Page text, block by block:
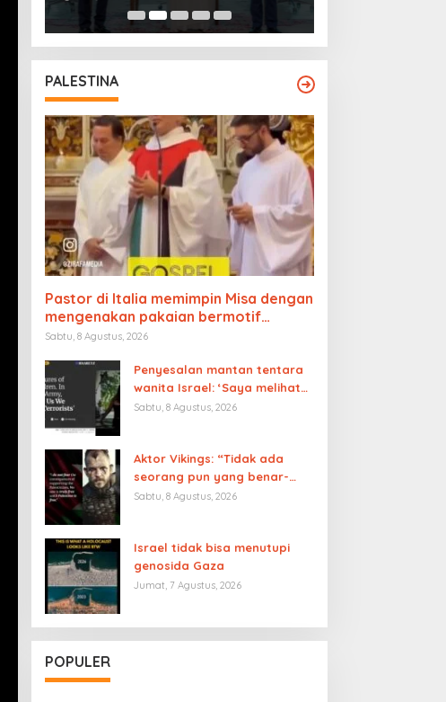
PALESTINA
Pastor di Italia memimpin Misa dengan
mengenakan pakaian bermotif
bendera Palestina
Sabtu, 8 Agustus, 2026
Penyesalan mantan tentara
wanita Israel: ‘Saya melihat
foto-foto anak-anak Gaza
hanya membunuh teroris,
ternyata bohong’
Sabtu, 8 Agustus, 2026
Aktor Vikings: “Tidak ada
seorang pun yang benar-
benar merdeka sampai
Sabtu, 8 Agustus, 2026
Israel tidak bisa menutupi
genosida Gaza
Jumat, 7 Agustus, 2026
POPULER